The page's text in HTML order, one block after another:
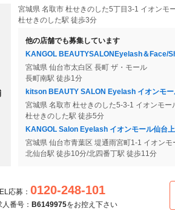
宮城県 名取市 杜せきのした5丁目3-1 イオンモ
杜せきのした駅 徒歩3分
他の店舗でも募集しています
KANGOL BEAUTYSALONEyelash＆Face/
宮城県 仙台市太白区 長町 ザ・モール
長町南駅 徒歩1分
kitson BEAUTY SALON Eyelash イオンモー
宮城県 名取市 杜せきのした5-3-1 イオンモー
杜せきのした駅 徒歩5分
KANGOL Salon Eyelash イオンモール仙台
宮城県 仙台市青葉区 堤通雨宮町1-1 イオン
北仙台駅 徒歩10分/北四番丁駅 徒歩11分
応募： 0120-248-101
人番号： B6149975をお控え下さい